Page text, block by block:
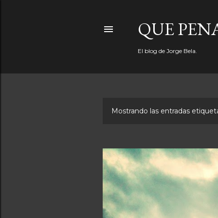
QUE
El blog de Jorge Bela.
t
r
a
Mostrando las entradas